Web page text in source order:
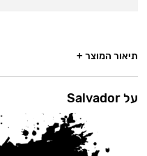
תיאור המוצר +
על Salvador